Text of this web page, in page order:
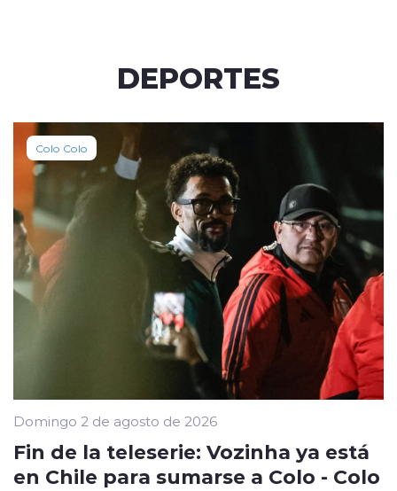
DEPORTES
Colo Colo
Domingo 2 de agosto de 2026
Fin de la teleserie: Vozinha ya está
en Chile para sumarse a Colo - Colo